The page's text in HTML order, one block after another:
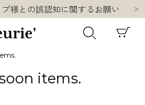
様との誤認知に関するお願い
する地震の影響について
様との誤認知に関するお願い
items.